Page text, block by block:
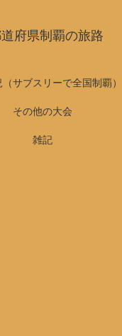
府県制覇の旅路
サブスリーで全国制覇）
その他の大会
雑記